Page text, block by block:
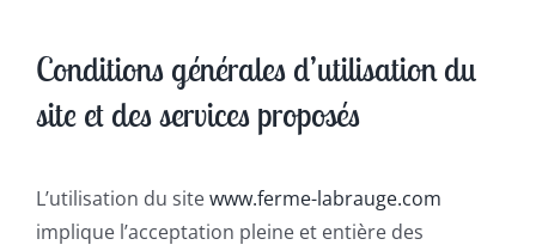
Conditions générales d’utilisation du
site et des services proposés
L’utilisation du sitewww.ferme-labrauge.com
implique l’acceptation pleine et entière des